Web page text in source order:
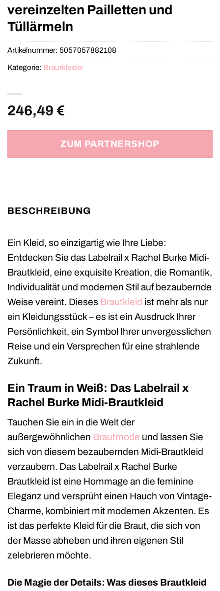
vereinzelten Pailletten und
Tüllärmeln
246,49 €
ZUM PARTNERSHOP
Artikelnummer: 5057057882108
Kategorie: Brautkleider
BESCHREIBUNG
Ein Kleid, so einzigartig wie Ihre Liebe:
Entdecken Sie das Labelrail x Rachel Burke Midi-
Brautkleid, eine exquisite Kreation, die Romantik,
Individualität und modernen Stil auf bezaubernde
Weise vereint. Dieses Brautkleid ist mehr als nur
ein Kleidungsstück – es ist ein Ausdruck Ihrer
Persönlichkeit, ein Symbol Ihrer unvergesslichen
Reise und ein Versprechen für eine strahlende
Zukunft.
Ein Traum in Weiß: Das Labelrail x
Rachel Burke Midi-Brautkleid
Tauchen Sie ein in die Welt der
außergewöhnlichen Brautmode und lassen Sie
sich von diesem bezaubernden Midi-Brautkleid
verzaubern. Das Labelrail x Rachel Burke
Brautkleid ist eine Hommage an die feminine
Eleganz und versprüht einen Hauch von Vintage-
Charme, kombiniert mit modernen Akzenten. Es
ist das perfekte Kleid für die Braut, die sich von
der Masse abheben und ihren eigenen Stil
zelebrieren möchte.
Die Magie der Details: Was dieses Brautkleid